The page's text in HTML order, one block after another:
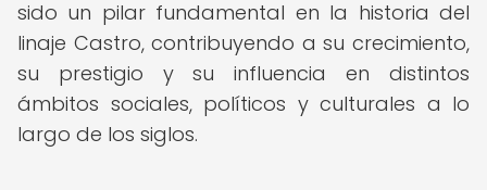
sido un pilar fundamental en la historia del
linaje Castro, contribuyendo a su crecimiento,
su prestigio y su influencia en distintos
ámbitos sociales, políticos y culturales a lo
largo de los siglos.